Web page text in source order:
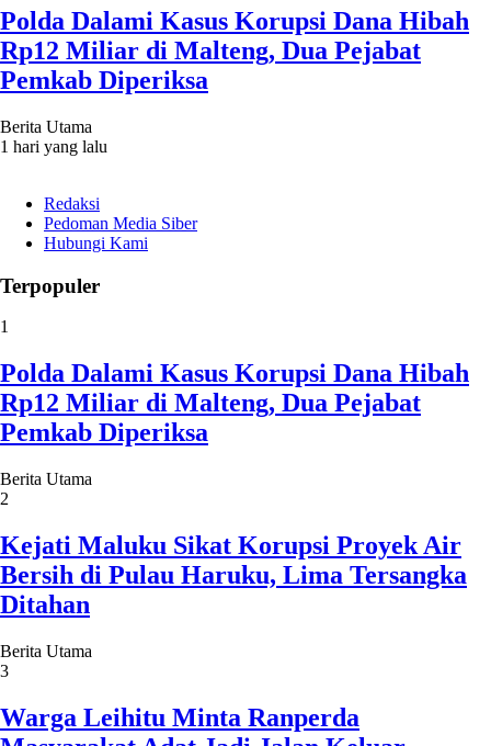
Polda Dalami Kasus Korupsi Dana Hibah
Rp12 Miliar di Malteng, Dua Pejabat
Pemkab Diperiksa
Berita Utama
1 hari yang lalu
Redaksi
Pedoman Media Siber
Hubungi Kami
Terpopuler
1
Polda Dalami Kasus Korupsi Dana Hibah
Rp12 Miliar di Malteng, Dua Pejabat
Pemkab Diperiksa
Berita Utama
2
Kejati Maluku Sikat Korupsi Proyek Air
Bersih di Pulau Haruku, Lima Tersangka
Ditahan
Berita Utama
3
Warga Leihitu Minta Ranperda